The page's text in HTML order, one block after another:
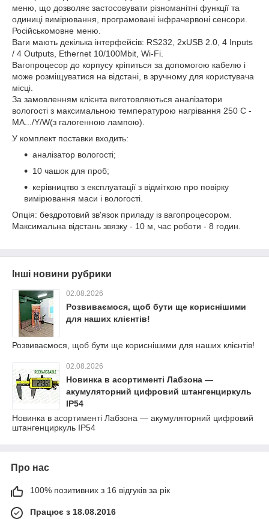
меню, що дозволяє застосовувати різноманітні функції та
одиниці вимірювання, програмовані інфрачервоні сенсори.
Російськомовне меню.
Ваги мають декілька інтерфейсів: RS232, 2xUSB 2.0, 4 Inputs
/ 4 Outputs, Ethernet 10/100Mbit, Wi-Fi.
Вагопроцесор до корпусу кріпиться за допомогою кабелю і
може розміщуватися на відстані, в зручному для користувача
місці.
За замовленням клієнта виготовляються аналізатори
вологості з максимальною температурою нагрівання 250 С -
МА.../Y/W(з галогенною лампою).
У комплект поставки входить:
аналізатор вологості;
10 чашок для проб;
керівництво з експлуатації з відміткою про повірку
вимірювання маси і вологості.
Опція: бездротовий зв'язок приладу із вагопроцесором.
Максимальна відстань звязку - 10 м, час роботи - 8 годин.
Інші новини рубрики
02.08.2026
Розвиваємося, щоб бути ще кориснішими
для наших клієнтів!
Розвиваємося, щоб бути ще кориснішими для наших клієнтів!
02.08.2026
Новинка в асортименті Лабзона —
акумуляторний цифровий штангенциркуль
IP54
Новинка в асортименті Лабзона — акумуляторний цифровий
штангенциркуль IP54
Про нас
100% позитивних з 16 відгуків за рік
Працює з 18.08.2016